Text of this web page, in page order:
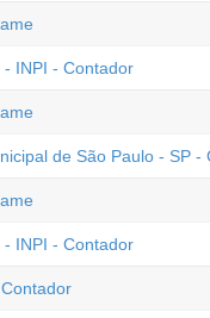
INPI - Contador
de São Paulo - SP -
INPI - Contador